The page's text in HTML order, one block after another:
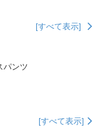
[すべて表示]
パンツ
[すべて表示]